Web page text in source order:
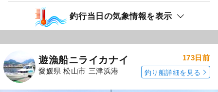
釣行当日の気象情報を表示
遊漁船ニライカナイ
愛媛県 松山市 三津浜港
173日前
釣り船詳細を見る